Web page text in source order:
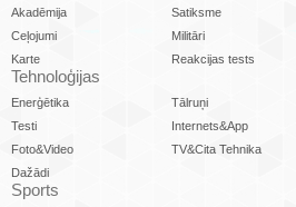
Akadēmija
Satiksme
Ceļojumi
Militāri
Karte
Reakcijas tests
Tehnoloģijas
Enerģētika Tālruņi
Testi
Internets&App
Foto&Video
TV&Cita Tehnika
Dažādi
Sports